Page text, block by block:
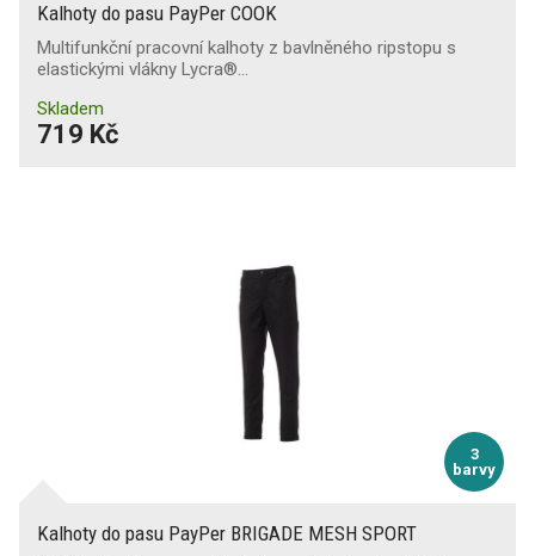
Kalhoty do pasu PayPer COOK
Multifunkční pracovní kalhoty z bavlněného ripstopu s
elastickými vlákny Lycra®…
Skladem
719 Kč
3
barvy
Kalhoty do pasu PayPer BRIGADE MESH SPORT